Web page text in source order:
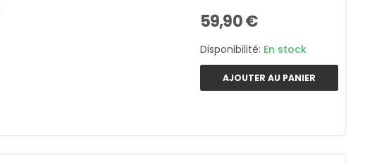
59,90 €
Disponibilité: En stock
AJOUTER AU PANIER